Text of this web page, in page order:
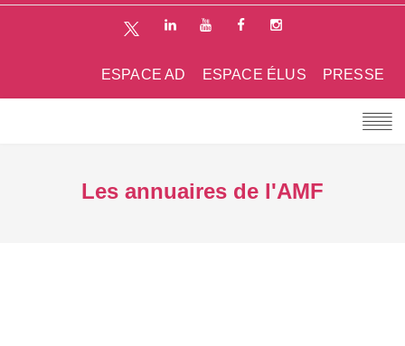
PRESSE
ESPACE ÉLUS
ESPACE AD
Les annuaires de l'AMF